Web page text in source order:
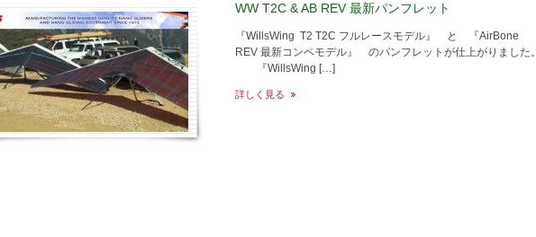
WW T2C & AB REV 最新パンフレット
『WillsWing T2 T2C フルレースモデル』 と 『AirBone
REV 最新コンペモデル』 のパンフレットが仕上がりました。
『WillsWing […]
詳しく見る